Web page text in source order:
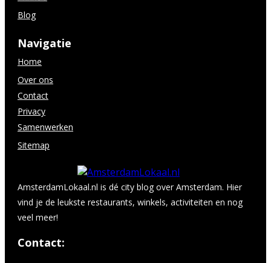
AmsterdamLokaal.nl is dé city blog over Amsterdam. Hier
vind je de leukste restaurants, winkels, activiteiten en nog
veel meer!
Contact:
Navigatie
Home
Over ons
Contact
Privacy
Samenwerken
Sitemap
Blog